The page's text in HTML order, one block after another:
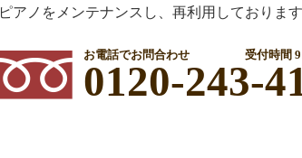
ピアノをメンテナンスし、再利用しております
お電話でお問合わせ 受付時間
0120-243-